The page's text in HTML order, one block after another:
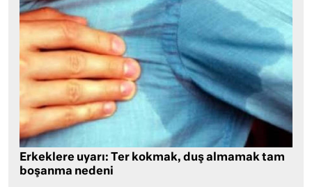
Erkeklere uyarı: Ter kokmak, duş almamak tam
boşanma nedeni